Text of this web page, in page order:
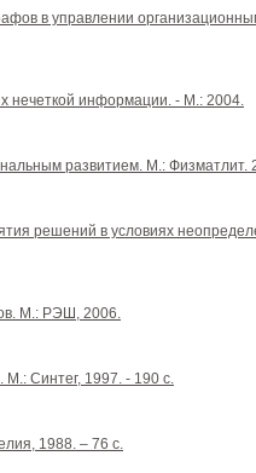
в управлении
нечеткой информации. - М.: 2004.
развитием. М.: Физматлит.
решений в условиях
М.: РЭШ, 2006.
М.: Синтег, 1997. - 190 с.
1988. – 76 с.